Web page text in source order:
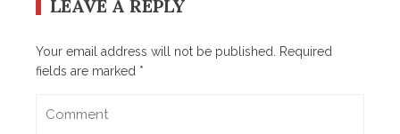
LEAVE A REPLY
Your email address will not be published.
Required
fields are marked *